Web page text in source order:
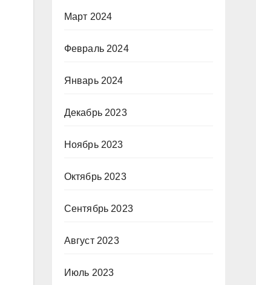
Март 2024
Февраль 2024
Январь 2024
Декабрь 2023
Ноябрь 2023
Октябрь 2023
Сентябрь 2023
Август 2023
Июль 2023